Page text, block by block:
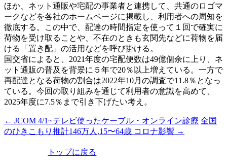
ほか、ネット通販や宅配の事業者と連携して、共通のロゴマ
ークなどを各社のホームページに掲載し、利用者への周知を
徹底する。この中で、配達の時間指定を使って１回で確実に
荷物を受け取ることや、不在のときも玄関先などに荷物を届
ける「置き配」の活用などを呼び掛ける。
国交省によると、2021年度の宅配便数は49億個余に上り、ネ
ット通販の普及を背景に５年で20％以上増えている。一方で
再配達となる荷物の割合は2022年10月の調査で11.8％となっ
ている。今回の取り組みを通じて利用者の意識を高めて、
2025年度に7.5％まで引き下げたい考え。
投
稿
← JCOM 4/1~テレビ使ったケーブル・オンライン診療 全国
のひきこもり推計146万人,15〜64歳 コロナ影響 →
トップに戻る